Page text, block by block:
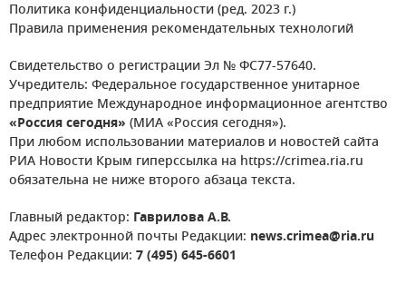
Политика конфиденциальности (ред. 2023 г.)
Правила применения рекомендательных технологий
Свидетельство о регистрации Эл № ФС77-57640.
Учредитель: Федеральное государственное унитарное
предприятие Международное информационное агентство
«Россия сегодня» (МИА «Россия сегодня»).
При любом использовании материалов и новостей сайта
РИА Новости Крым гиперссылка на https://crimea.ria.ru
обязательна не ниже второго абзаца текста.
Главный редактор: Гаврилова А.В.
Адрес электронной почты Редакции: news.crimea@ria.ru
Телефон Редакции: 7 (495) 645-6601